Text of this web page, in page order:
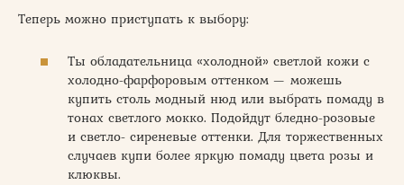
Теперь можно приступать к выбору:
Ты обладательница «холодной» светлой кожи с
холодно-фарфоровым оттенком — можешь
купить столь модный нюд или выбрать помаду в
тонах светлого мокко. Подойдут бледно-розовые
и светло- сиреневые оттенки. Для торжественных
случаев купи более яркую помаду цвета розы и
клюквы.